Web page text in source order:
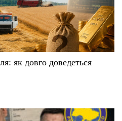
як довго доведеться